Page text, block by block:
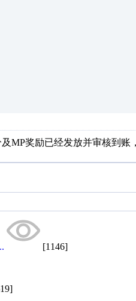
MP奖励已经发放并审核到账
[1146]